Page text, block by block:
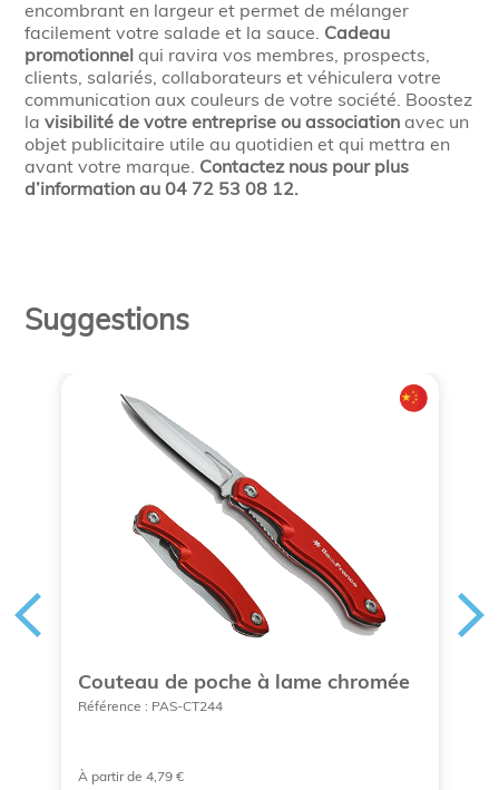
encombrant en largeur et permet de mélanger
facilement votre salade et la sauce. Cadeau
promotionnel qui ravira vos membres, prospects,
clients, salariés, collaborateurs et véhiculera votre
communication aux couleurs de votre société. Boostez
lavisibilité de votre entreprise ou association avec un
objet publicitaire utile au quotidien et qui mettra en
avant votre marque. Contactez nous pour plus
d’information au 04 72 53 08 12.
Suggestions
Couteau de poche à lame chromée
Référence : PAS-CT244
À partir de 4,79 €